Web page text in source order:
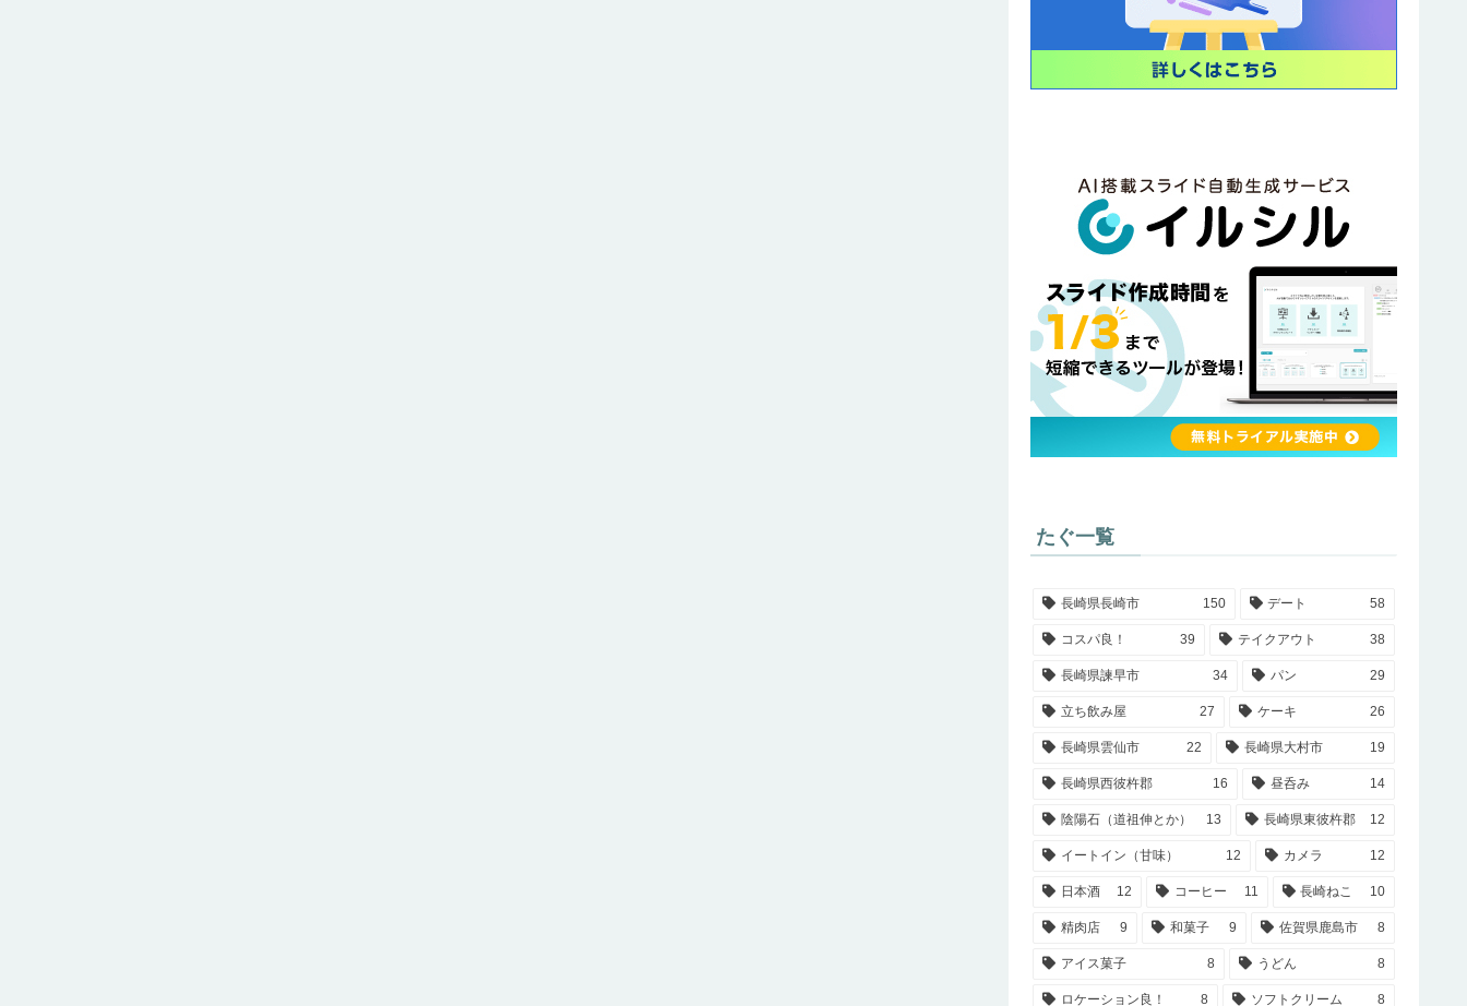
たぐ一覧
長崎県長崎市 150 デート 58
コスパ良！ 39 テイクアウト 38
長崎県諫早市 34 パン 29
立ち飲み屋 27 ケーキ 26
長崎県雲仙市 22 長崎県大村市 19
長崎県西彼杵郡 16 昼呑み 14
陰陽石（道祖伸とか） 13 長崎県東彼杵郡 12
イートイン（甘味） 12 カメラ 12
日本酒 12 コーヒー 11 長崎ねこ 10
精肉店 9 和菓子 9 佐賀県鹿島市 8
アイス菓子 8 うどん 8
ロケーション良！ 8 ソフトクリーム 8